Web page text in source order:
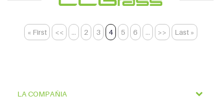
« First << ... 2 3 4 5 6 ... >> Last »
LA COMPAÑIA